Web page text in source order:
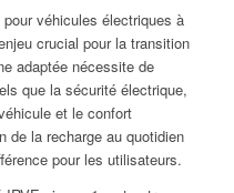
pour véhicules électriques à
crucial pour la transition
adaptée nécessite de
que la sécurité électrique,
et le confort
de la recharge au quotidien
pour les utilisateurs.